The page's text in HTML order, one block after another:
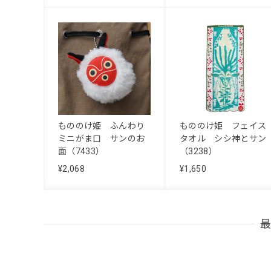
もののけ姫 ふんわり
ミニがま口 サンのお
面（7433）
¥2,068
もののけ姫 フェイス
タオル シシ神とサン
（3238）
¥1,650